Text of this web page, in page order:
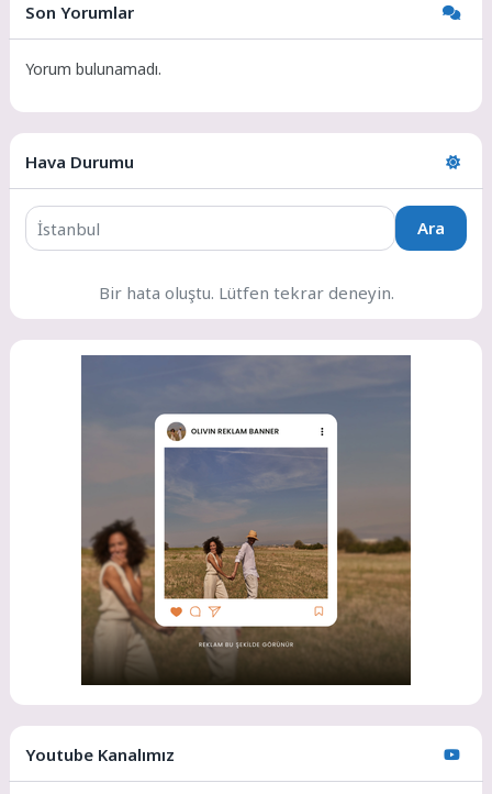
Son Yorumlar
Yorum bulunamadı.
Hava Durumu
Ara
Bir hata oluştu. Lütfen tekrar deneyin.
Youtube Kanalımız